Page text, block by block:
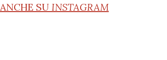
ANCHE SU INSTAGRAM